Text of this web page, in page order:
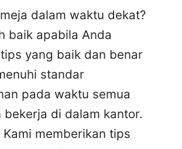
dalam waktu dekat?
baik apabila Anda
yang baik dan benar
standar
pada waktu semua
bekerja di dalam kantor.
memberikan tips